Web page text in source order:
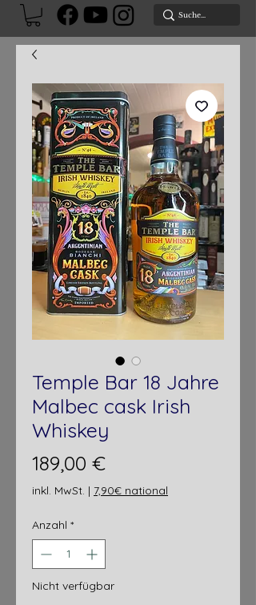
Temple Bar 18 Jahre
Malbec cask Irish
Whiskey
189,00 €Preis
inkl. MwSt. | 7,90€ national
Anzahl *
Nicht verfügbar